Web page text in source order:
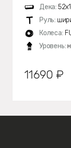
Дека:
Руль:
Колеса:
Уровень:
11690 ₽